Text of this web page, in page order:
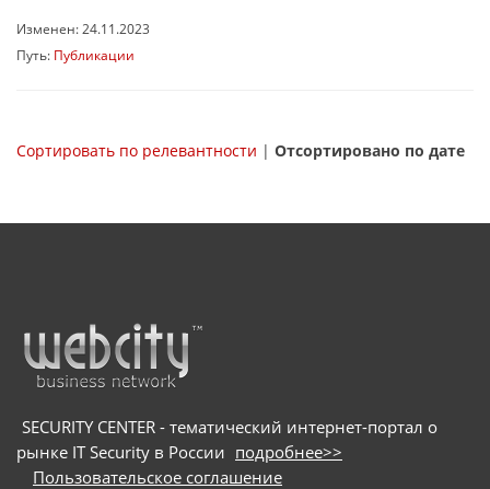
Изменен: 24.11.2023
Путь: Публикации
Сортировать по релевантности | Отсортировано по дате
SECURITY CENTER - тематический интернет-портал о
рынке IT Security в России подробнее>>
Пользовательское соглашение